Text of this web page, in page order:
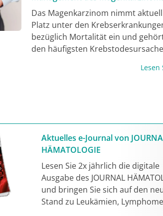
nicht nur diskutiert, sondern im
Vortragenden gleich abgebildet.
Das Magenkarzinom nimmt
Platz unter den
bezüglich Mortalität ein und
den häufigsten
sank zwar die
[1, 2]. Fortschritte in Diagnostik
haben das Management komplexer
individueller gemacht. Frühstadien
heilbar durch eine Kombination aus
Chirurgie und systemischer
lokal fortgeschrittenen Tumoren
die perioperative Chemotherapie
Überleben – seit kurzem nun auch
Lesen
Aktuelles e-Journal von
HÄMATOLOGIE
Lesen Sie 2x jährlich die digitale
Ausgabe des JOURNAL
und bringen Sie sich auf den
Stand zu Leukämien,